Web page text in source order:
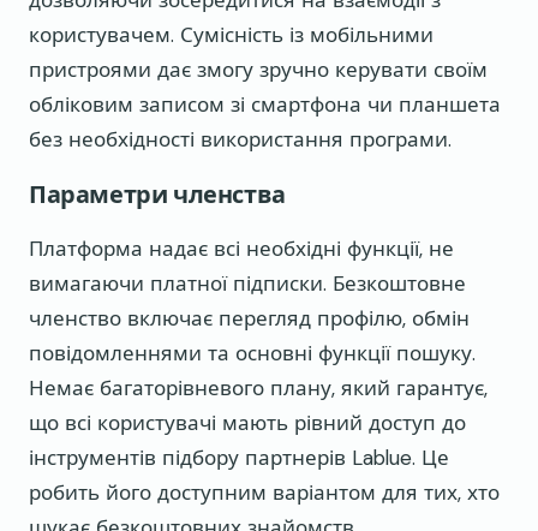
користувачем. Сумісність із мобільними
пристроями дає змогу зручно керувати своїм
обліковим записом зі смартфона чи планшета
без необхідності використання програми.
Параметри членства
Платформа надає всі необхідні функції, не
вимагаючи платної підписки. Безкоштовне
членство включає перегляд профілю, обмін
повідомленнями та основні функції пошуку.
Немає багаторівневого плану, який гарантує,
що всі користувачі мають рівний доступ до
інструментів підбору партнерів Lablue. Це
робить його доступним варіантом для тих, хто